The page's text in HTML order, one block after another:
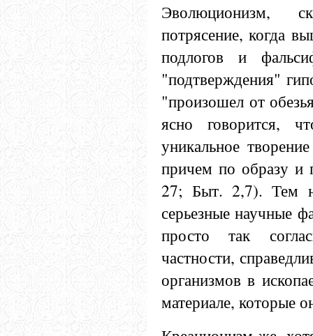
Эволюционизм,
потрясение, когда
подлогов и
"подтверждения"
"произошел от
ясно говорится,
уникальное
причем по образу
27; Быт. 2,7). Тем
серьезные научные
просто так
частности,
организмов в
материале, которые